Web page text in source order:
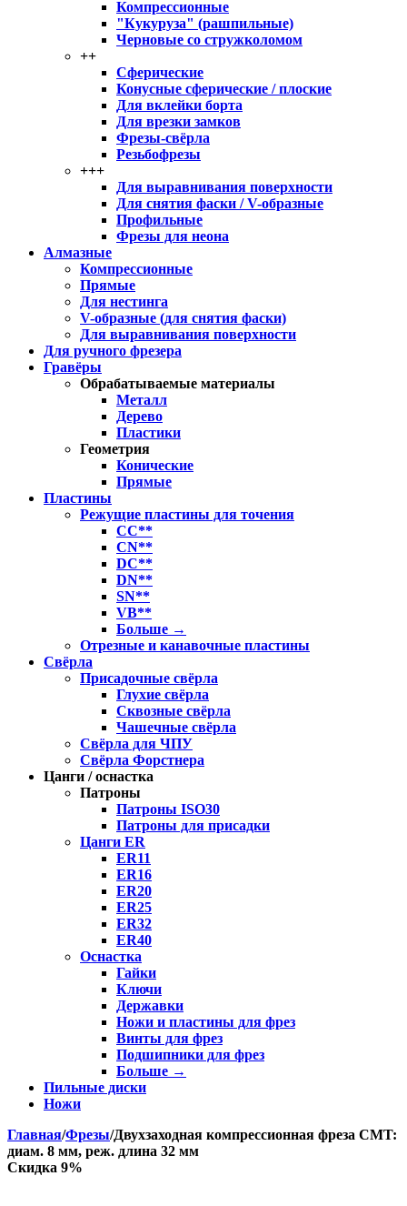
Компрессионные
"Кукуруза" (рашпильные)
Черновые со стружколомом
++
Сферические
Конусные сферические / плоские
Для вклейки борта
Для врезки замков
Фрезы-свёрла
Резьбофрезы
+++
Для выравнивания поверхности
Для снятия фаски / V-образные
Профильные
Фрезы для неона
Алмазные
Компрессионные
Прямые
Для нестинга
V-образные (для снятия фаски)
Для выравнивания поверхности
Для ручного фрезера
Гравёры
Обрабатываемые материалы
Металл
Дерево
Пластики
Геометрия
Конические
Прямые
Пластины
Режущие пластины для точения
CC**
CN**
DC**
DN**
SN**
VB**
Больше →
Отрезные и канавочные пластины
Свёрла
Присадочные свёрла
Глухие свёрла
Сквозные свёрла
Чашечные свёрла
Свёрла для ЧПУ
Свёрла Форстнера
Цанги / оснастка
Патроны
Патроны ISO30
Патроны для присадки
Цанги ER
ER11
ER16
ER20
ER25
ER32
ER40
Оснастка
Гайки
Ключи
Державки
Ножи и пластины для фрез
Винты для фрез
Подшипники для фрез
Больше →
Пильные диски
Ножи
Главная/Фрезы/Двухзаходная компрессионная фреза CMT:
диам. 8 мм, реж. длина 32 мм
Скидка 9%